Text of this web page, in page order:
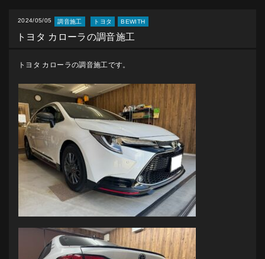
2024/05/05 調音施工 トヨタ BEWITH
トヨタ カローラの調音施工
トヨタ カローラの調音施工です。